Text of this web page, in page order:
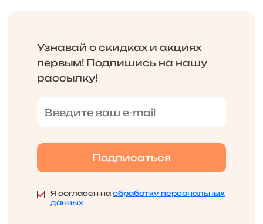
Узнавай о скидках и акциях
первым! Подпишись на нашу
рассылку!
Я согласен наобработку персональных
данных